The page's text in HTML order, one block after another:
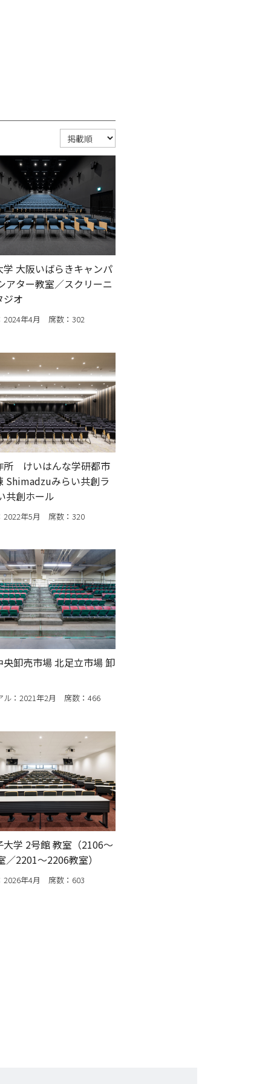
学 大阪いばらきキャンパ
アター教室／スクリーニ
ジオ
2024年4月 席数：302
所 けいはんな学研都市
Shimadzuみらい共創ラ
共創ホール
2022年5月 席数：320
央卸売市場 北足立市場 卸
ル：2021年2月 席数：466
大学 2号館 教室（2106～
／2201～2206教室）
2026年4月 席数：603